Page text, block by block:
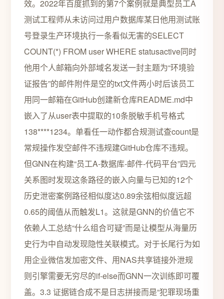
效。2022年百度抓到的第7个案例就是典型员工A
测试工程师从未访问过用户数据库某日他用测试账
号登录生产环境执行一条看似无害的SELECT
COUNT(*) FROM user WHERE statusactive同时
他用个人邮箱向外部域名发送一封主题为“环境验
证报告”的邮件附件是空的txt文件两小时后该员工
用同一邮箱在GitHub创建新仓库README.md中
嵌入了从user表中提取的10条脱敏手机号格式
138****1234。单看任一动作都合规测试查count是
常规操作发空邮件不违规建GitHub仓库不违规。
但GNN在构建“员工A-数据库-邮件-代码平台”四元
关系图时发现这条路径的嵌入向量与已知的12个
历史泄密案例路径相似度达0.89余弦相似度远超
0.65的阈值从而触发L1。这就是GNN的价值它不
依赖人工总结“什么组合可疑”而是让模型从海量历
史行为中自动发现隐性关联模式。对于长尾行为如
用企业微信发加密文件、用NAS共享链接外泄规
则引擎需要无穷尽的if-else而GNN一次训练即可覆
盖。3.3 证据链合成不是日志拼接而是“犯罪现场重